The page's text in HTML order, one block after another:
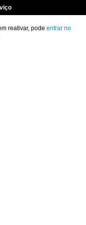
reativar, pode entrar no